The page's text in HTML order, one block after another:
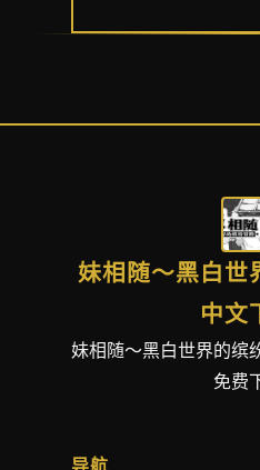
妹相随～黑白世
中文
妹相随～黑白世界的缤
免费